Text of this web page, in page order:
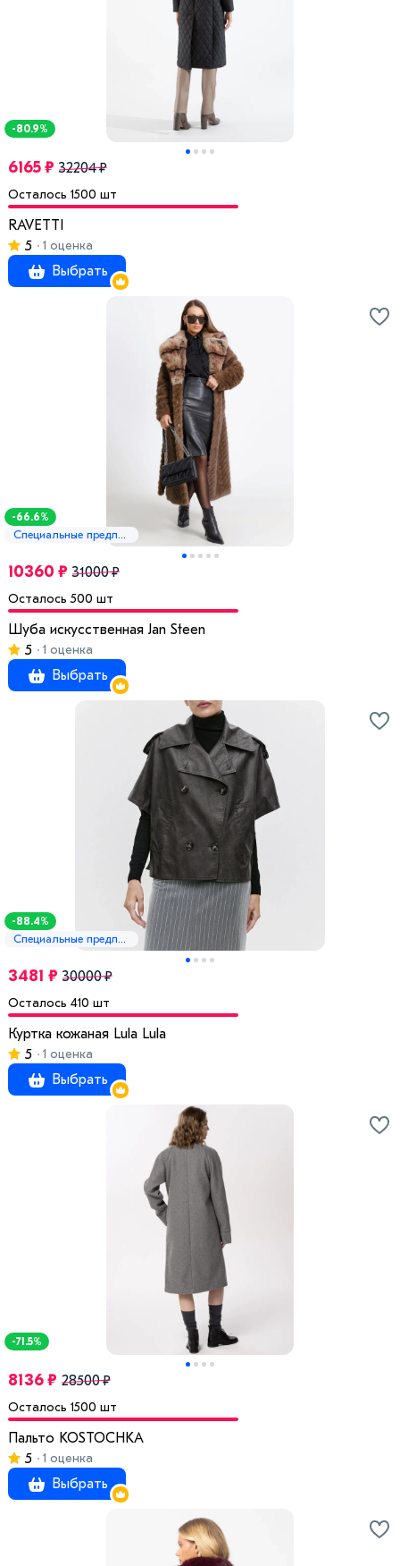
-80.9%
6165 ₽ 32204 ₽
Осталось 1500 шт
RAVETTI
5
1 оценка
Выбрать
-66.6%
Специальные предложения
10360 ₽ 31000 ₽
Осталось 500 шт
Шуба искусственная Jan Steen
5
1 оценка
Выбрать
-88.4%
Специальные предложения
3481 ₽ 30000 ₽
Осталось 410 шт
Куртка кожаная Lula Lula
5
1 оценка
Выбрать
-71.5%
8136 ₽ 28500 ₽
Осталось 1500 шт
Пальто KOSTOCHKA
5
1 оценка
Выбрать